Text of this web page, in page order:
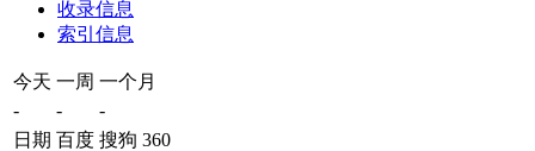
收录信息
索引信息
今天 一周 一个月
-
-
-
日期 百度 搜狗 360